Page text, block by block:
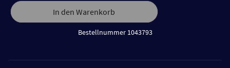
In den Warenkorb
Bestellnummer 1043793